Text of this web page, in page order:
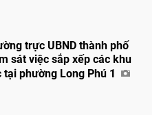
trực UBND thành phố
sát việc sắp xếp các khu
tại phường Long Phú 1